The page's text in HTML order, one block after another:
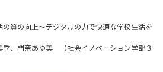
の質の向上～デジタルの力で快適な学校生活を
、門奈あゆ美 （社会イノベーション学部３